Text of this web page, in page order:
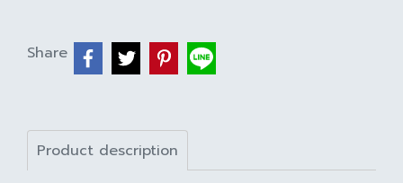
Share
Product description